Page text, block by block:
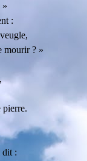
»
:
mourir ? »
pierre.
dit :